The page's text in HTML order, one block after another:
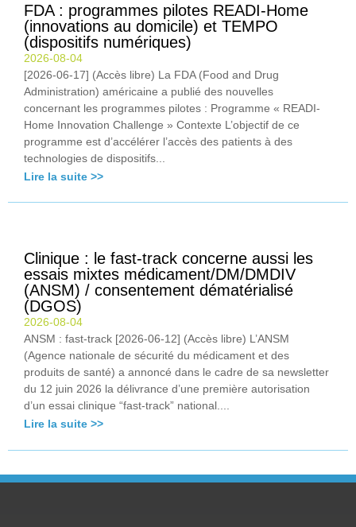
FDA : programmes pilotes READI-Home
(innovations au domicile) et TEMPO
(dispositifs numériques)
2026-08-04
[2026-06-17] (Accès libre) La FDA (Food and Drug
Administration) américaine a publié des nouvelles
concernant les programmes pilotes : Programme « READI-
Home Innovation Challenge » Contexte L’objectif de ce
programme est d’accélérer l’accès des patients à des
technologies de dispositifs...
Lire la suite >>
Clinique : le fast-track concerne aussi les
essais mixtes médicament/DM/DMDIV
(ANSM) / consentement dématérialisé
(DGOS)
2026-08-04
ANSM : fast-track [2026-06-12] (Accès libre) L’ANSM
(Agence nationale de sécurité du médicament et des
produits de santé) a annoncé dans le cadre de sa newsletter
du 12 juin 2026 la délivrance d’une première autorisation
d’un essai clinique “fast-track” national....
Lire la suite >>